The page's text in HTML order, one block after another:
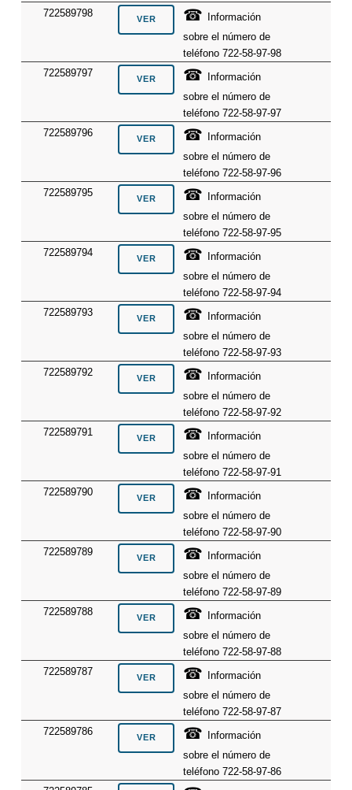
722589798
☎
Información
sobre el número de
teléfono 722-58-97-98
722589797
☎
Información
sobre el número de
teléfono 722-58-97-97
722589796
☎
Información
sobre el número de
teléfono 722-58-97-96
722589795
☎
Información
sobre el número de
teléfono 722-58-97-95
722589794
☎
Información
sobre el número de
teléfono 722-58-97-94
722589793
☎
Información
sobre el número de
teléfono 722-58-97-93
722589792
☎
Información
sobre el número de
teléfono 722-58-97-92
722589791
☎
Información
sobre el número de
teléfono 722-58-97-91
722589790
☎
Información
sobre el número de
teléfono 722-58-97-90
722589789
☎
Información
sobre el número de
teléfono 722-58-97-89
722589788
☎
Información
sobre el número de
teléfono 722-58-97-88
722589787
☎
Información
sobre el número de
teléfono 722-58-97-87
722589786
☎
Información
sobre el número de
teléfono 722-58-97-86